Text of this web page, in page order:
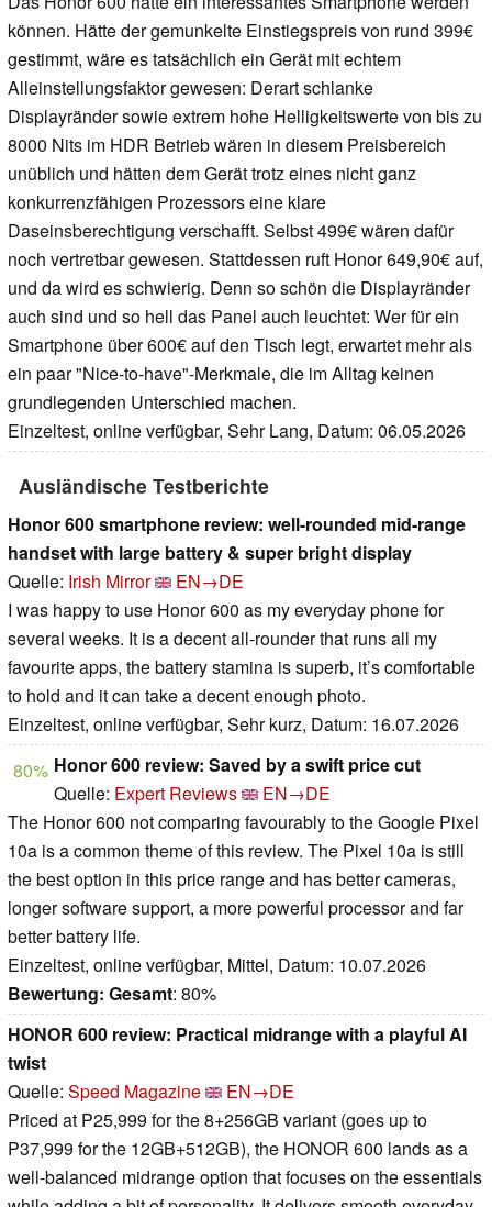
können. Hätte der gemunkelte Einstiegspreis von rund 399€
gestimmt, wäre es tatsächlich ein Gerät mit echtem
Alleinstellungsfaktor gewesen: Derart schlanke
Displayränder sowie extrem hohe Helligkeitswerte von bis zu
8000 Nits im HDR Betrieb wären in diesem Preisbereich
unüblich und hätten dem Gerät trotz eines nicht ganz
konkurrenzfähigen Prozessors eine klare
Daseinsberechtigung verschafft. Selbst 499€ wären dafür
noch vertretbar gewesen. Stattdessen ruft Honor 649,90€ auf,
und da wird es schwierig. Denn so schön die Displayränder
auch sind und so hell das Panel auch leuchtet: Wer für ein
Smartphone über 600€ auf den Tisch legt, erwartet mehr als
ein paar "Nice-to-have"-Merkmale, die im Alltag keinen
grundlegenden Unterschied machen.
Einzeltest, online verfügbar, Sehr Lang, Datum: 06.05.2026
Ausländische Testberichte
Honor 600 smartphone review: well-rounded mid-range
handset with large battery & super bright display
Quelle: Irish Mirror
EN→DE
I was happy to use Honor 600 as my everyday phone for
several weeks. It is a decent all-rounder that runs all my
favourite apps, the battery stamina is superb, it’s comfortable
to hold and it can take a decent enough photo.
Einzeltest, online verfügbar, Sehr kurz, Datum: 16.07.2026
80% Honor 600 review: Saved by a swift price cut
Quelle: Expert Reviews
EN→DE
The Honor 600 not comparing favourably to the Google Pixel
10a is a common theme of this review. The Pixel 10a is still
the best option in this price range and has better cameras,
longer software support, a more powerful processor and far
better battery life.
Einzeltest, online verfügbar, Mittel, Datum: 10.07.2026
Bewertung: Gesamt: 80%
HONOR 600 review: Practical midrange with a playful AI
twist
Quelle: Speed Magazine
EN→DE
Priced at P25,999 for the 8+256GB variant (goes up to
P37,999 for the 12GB+512GB), the HONOR 600 lands as a
well-balanced midrange option that focuses on the essentials